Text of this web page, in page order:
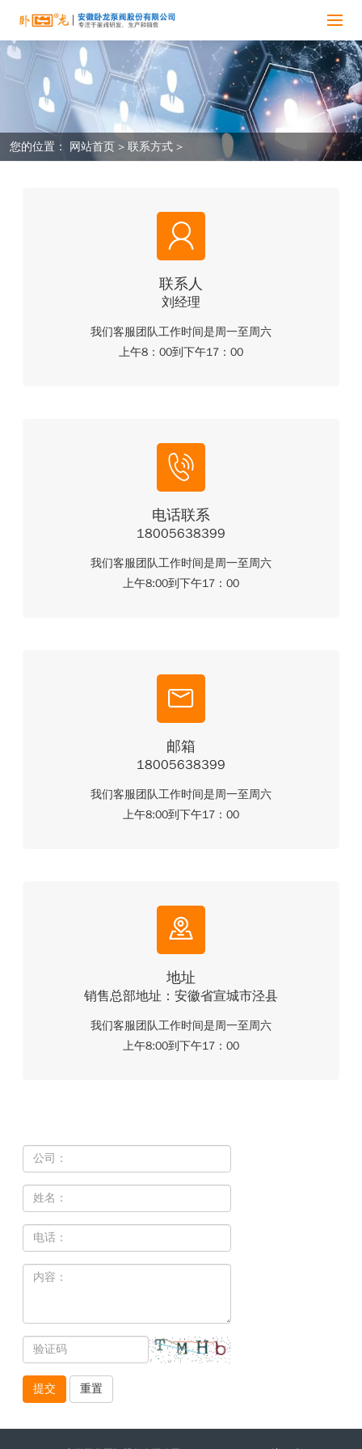
您的位置： 网站首页 > 联系方式 >
联系人
刘经理
我们客服团队工作时间是周一至周六
上午8：00到下午17：00
电话联系
18005638399
我们客服团队工作时间是周一至周六
上午8:00到下午17：00
邮箱
18005638399
我们客服团队工作时间是周一至周六
上午8:00到下午17：00
地址
销售总部地址：安徽省宣城市泾县
我们客服团队工作时间是周一至周六
上午8:00到下午17：00
提交 重置